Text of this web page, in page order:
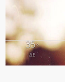
35°
ΔΕ